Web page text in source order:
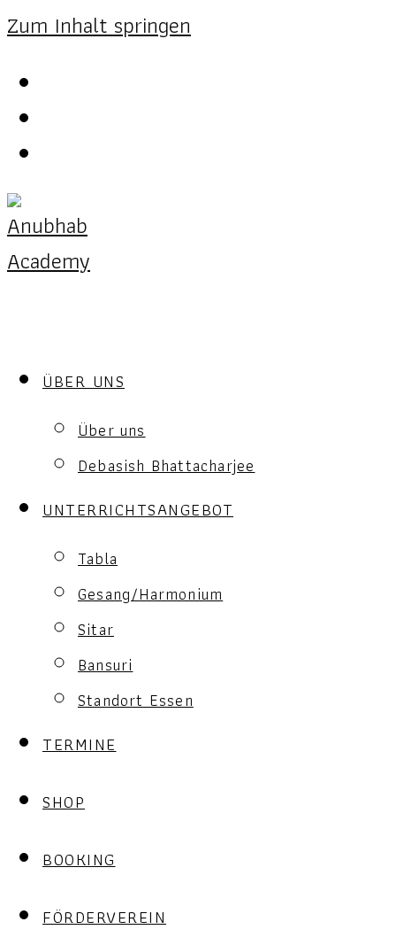
Zum Inhalt springen
ÜBER UNS
Über uns
Debasish Bhattacharjee
UNTERRICHTSANGEBOT
Tabla
Gesang/Harmonium
Sitar
Bansuri
Standort Essen
TERMINE
SHOP
BOOKING
FÖRDERVEREIN